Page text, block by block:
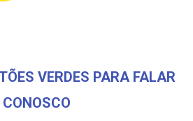
VERDES PARA FALAR
CONOSCO